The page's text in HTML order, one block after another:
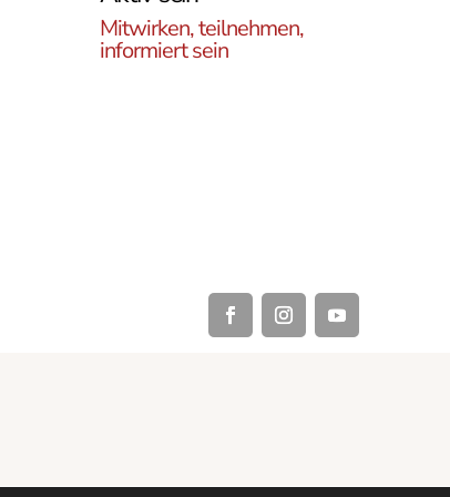
Mitwirken, teilnehmen,
informiert sein